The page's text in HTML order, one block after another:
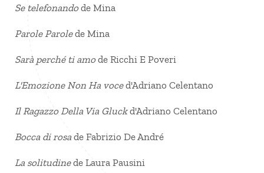
Se telefonandode Mina
Parole Parolede Mina
Sarà perché ti amode Ricchi E Poveri
L'Emozione Non Ha voced'Adriano Celentano
Il Ragazzo Della Via Gluckd'Adriano Celentano
Bocca di rosa de Fabrizio De André
La solitudinede Laura Pausini